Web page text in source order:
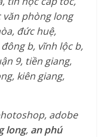
văn phòng long
đức huệ,
b, vĩnh lộc b,
9, tiền giang,
kiên giang,
adobe
long, an phú